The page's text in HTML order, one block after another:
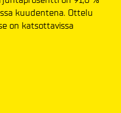
kuudentena. Ottelu
on katsottavissa